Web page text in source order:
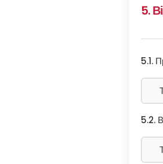
5.
5.1.
5.2.